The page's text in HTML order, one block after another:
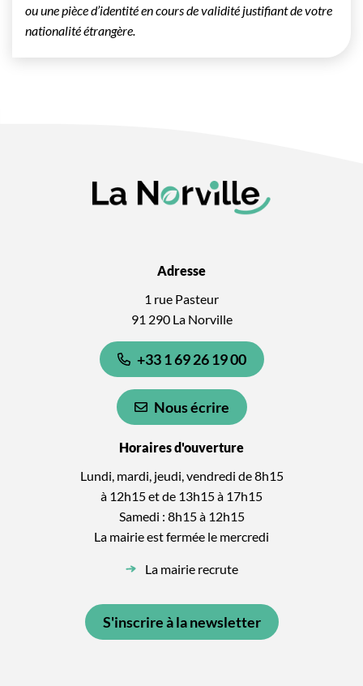
ou une pièce d’identité en cours de validité justifiant de votre
nationalité étrangère.
Adresse
1 rue Pasteur
91 290 La Norville
+33 1 69 26 19 00
Nous écrire
Horaires d'ouverture
Lundi, mardi, jeudi, vendredi de 8h15
à 12h15 et de 13h15 à 17h15
Samedi : 8h15 à 12h15
La mairie est fermée le mercredi
La mairie recrute
S'inscrire à la newsletter